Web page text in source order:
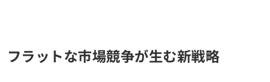
フラットな市場競争が生む新戦略